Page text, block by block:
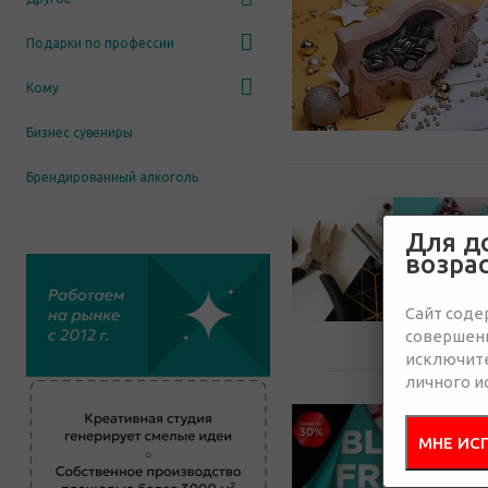
Подарки по профессии
Кому
Бизнес сувениры
Брендированный алкоголь
Для
Сайт
личного
МНЕ